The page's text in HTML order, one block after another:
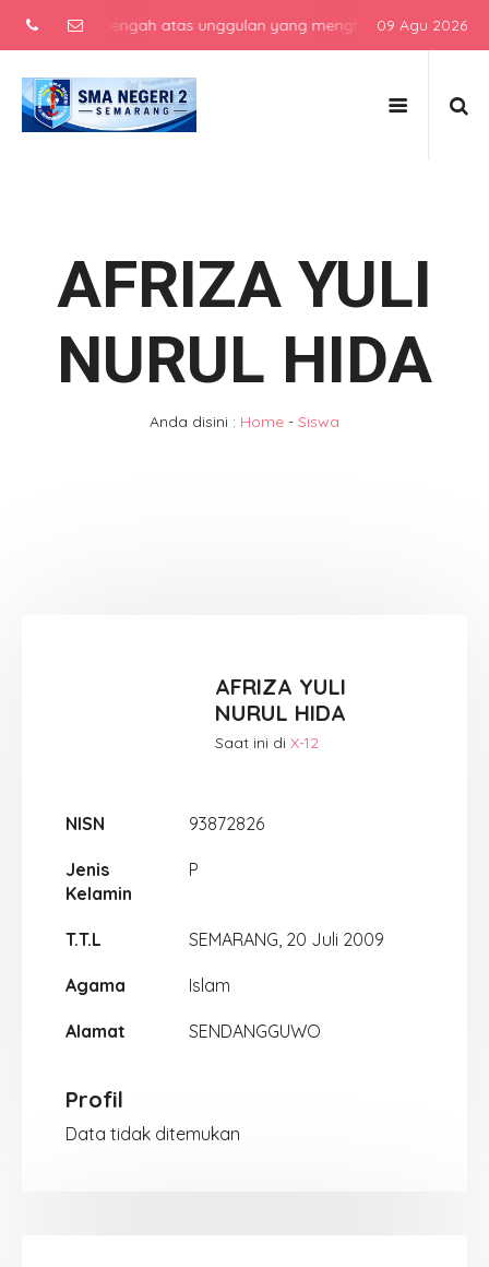
menengah atas unggulan yang menghasilkan lulusan
09 Agu 2026
AFRIZA YULI
NURUL HIDA
Anda disini : Home - Siswa
AFRIZA YULI
NURUL HIDA
Saat ini diX-12
NISN 93872826
Jenis
Kelamin
P
T.T.L SEMARANG, 20 Juli 2009
Agama Islam
Alamat SENDANGGUWO
Profil
Data tidak ditemukan